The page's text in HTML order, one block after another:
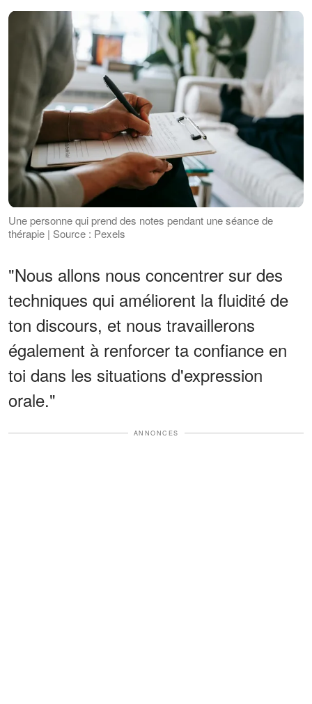
Une personne qui prend des notes pendant une séance de
thérapie | Source : Pexels
"Nous allons nous concentrer sur des
techniques qui améliorent la fluidité de
ton discours, et nous travaillerons
également à renforcer ta confiance en
toi dans les situations d'expression
orale."
ANNONCES